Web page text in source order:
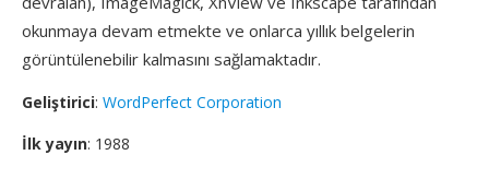
okunmaya devam etmekte ve onlarca yıllık belgelerin
görüntülenebilir kalmasını sağlamaktadır.
Geliştirici: WordPerfect Corporation
İlk yayın: 1988